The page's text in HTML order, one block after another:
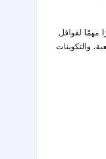
مهمًا لقوافل
والتكوينات